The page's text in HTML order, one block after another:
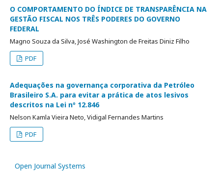
O COMPORTAMENTO DO ÍNDICE DE TRANSPARÊNCIA NA
GESTÃO FISCAL NOS TRÊS PODERES DO GOVERNO
FEDERAL
Magno Souza da Silva, José Washington de Freitas Diniz Filho
PDF
Adequações na governança corporativa da Petróleo
Brasileiro S.A. para evitar a prática de atos lesivos
descritos na Lei nº 12.846
Nelson Kamla Vieira Neto, Vidigal Fernandes Martins
PDF
Open Journal Systems